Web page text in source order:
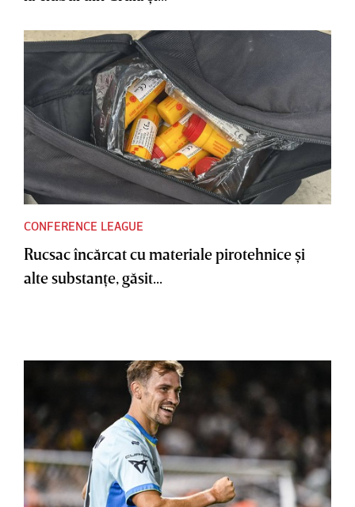
CONFERENCE LEAGUE
Rucsac încărcat cu materiale pirotehnice şi
alte substanţe, găsit...